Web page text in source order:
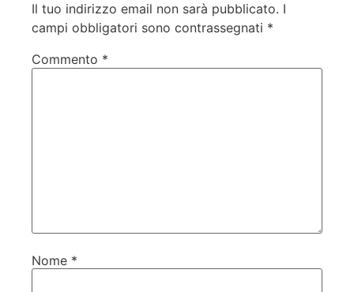
Il tuo indirizzo email non sarà pubblicato. I
campi obbligatori sono contrassegnati *
Commento *
Nome *